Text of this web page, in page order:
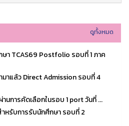
ดูทั้งหมด
า TCAS69 Postfolio รอบที่ 1 ภาค
มาแล้ว Direct Admission รอบที่ 4
นการคัดเลือกในรอบ 1 port วันที่ ...
หรับการรับนักศึกษา รอบที่ 2